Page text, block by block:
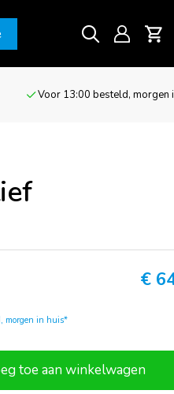
Voor 13:00 besteld, morgen
€
morgen in huis*
toe aan winkelwagen